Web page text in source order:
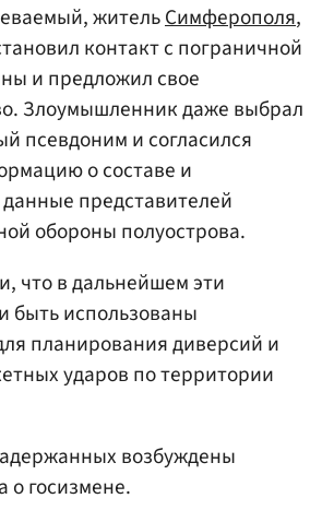
жительСимферополя,
контакт с пограничной
и предложил свое
Злоумышленник даже выбрал
псевдоним и согласился
о составе и
представителей
обороны полуострова.
что в дальнейшем эти
быть использованы
планирования диверсий и
ударов по территории
возбуждены
о госизмене.